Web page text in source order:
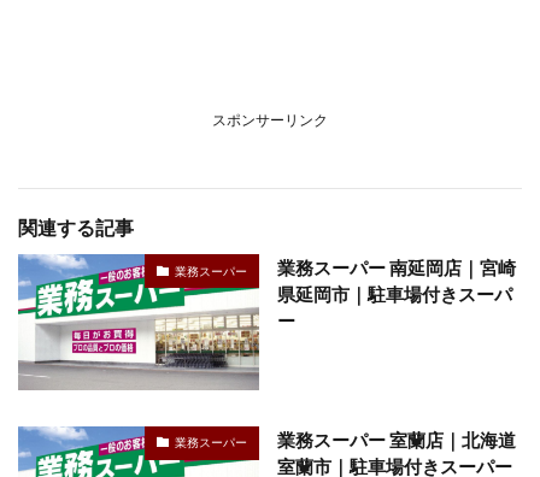
スポンサーリンク
関連する記事
業務スーパー
業務スーパー 南延岡店｜宮崎
県延岡市｜駐車場付きスーパ
ー
業務スーパー
業務スーパー 室蘭店｜北海道
室蘭市｜駐車場付きスーパー